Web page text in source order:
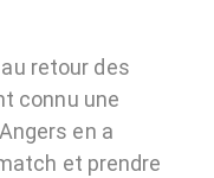
retour des
connu une
en a
et prendre